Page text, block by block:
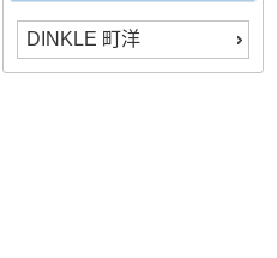
DINKLE 町洋